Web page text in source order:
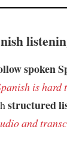
spoken
is hard
structured
and